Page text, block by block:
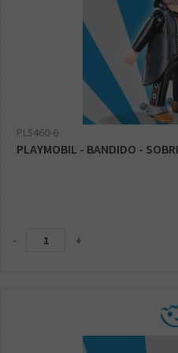
PL5460-6
PLAYMOBIL - BANDIDO -
- +